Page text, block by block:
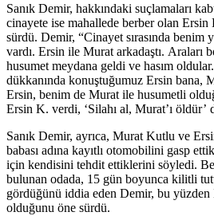
Sanık Demir, hakkındaki suçlamaları
cinayete ise mahallede berber olan
sürdü. Demir, “Cinayet sırasında benim
vardı. Ersin ile Murat arkadaştı. Araları
husumet meydana geldi ve hasım
dükkanında konuştuğumuz Ersin bana,
Ersin, benim de Murat ile husumetli
Ersin K. verdi, ‘Silahı al, Murat’ı öldür’
Sanık Demir, ayrıca, Murat Kutlu ve
babası adına kayıtlı otomobilini gasp
için kendisini tehdit ettiklerini söyledi.
bulunan odada, 15 gün boyunca kilitli
gördüğünü iddia eden Demir, bu yüzden
olduğunu öne sürdü.